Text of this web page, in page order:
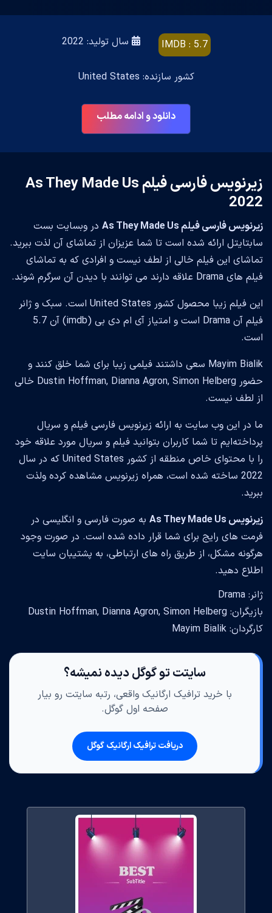
IMDB : 5.7 سال تولید: 2022
کشور سازنده: United States
دانلود و ادامه مطلب
زیرنویس فارسی فیلم As They Made Us
2022
زیرنویس فارسی فیلم As They Made Us
در وبسایت بست
سابتایتل ارائه شده است تا شما عزیزان از تماشای آن لذت ببرید.
تماشای این فیلم خالی از لطف نیست و افرادی که به تماشای
فیلم های Drama علاقه دارند می توانند با دیدن آن سرگرم شوند.
این فیلم زیبا محصول کشور United States است. سبک و ژانر
فیلم آن Drama است و امتیاز آی ام دی بی (imdb) آن 5.7
است.
Mayim Bialik سعی داشتند فیلمی زیبا برای شما خلق کنند و
حضور Dustin Hoffman, Dianna Agron, Simon Helberg خالی
از لطف نیست.
ما در این وب سایت به ارائه زیرنویس فارسی فیلم و سریال
پرداخته‌ایم تا شما کاربران بتوانید فیلم و سریال مورد علاقه خود
را با محتوای خاص منطقه از کشور United States که در سال
2022 ساخته شده است، همراه زیرنویس مشاهده کرده ولذت
ببرید.
زیرنویس As They Made Us
به صورت فارسی و انگلیسی در
فرمت های رایج برای شما قرار داده شده است. در صورت وجود
هرگونه مشکل، از طریق راه های ارتباطی، به پشتیبان سایت
اطلاع دهید.
ژانر: Drama
بازیگران: Dustin Hoffman, Dianna Agron, Simon Helberg
کارگردان: Mayim Bialik
سایتت تو گوگل دیده نمیشه؟
با خرید ترافیک ارگانیک واقعی، رتبه سایتت رو بیار
صفحه اول گوگل.
دریافت ترافیک ارگانیک گوگل